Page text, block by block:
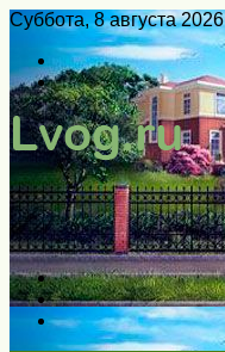
Суббота, 8 августа 2026
Войти
Switch
skin
Меню
Искать
Switch
skin